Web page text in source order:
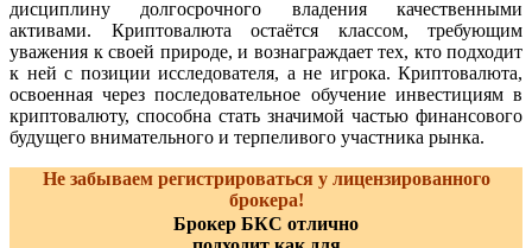
дисциплину долгосрочного владения качественными
активами. Криптовалюта остаётся классом, требующим
уважения к своей природе, и вознаграждает тех, кто подходит
к ней с позиции исследователя, а не игрока. Криптовалюта,
освоенная через последовательное обучение инвестициям в
криптовалюту, способна стать значимой частью финансового
будущего внимательного и терпеливого участника рынка.
Не забываем регистрироваться у лицензированного
брокера!
Брокер БКС отлично